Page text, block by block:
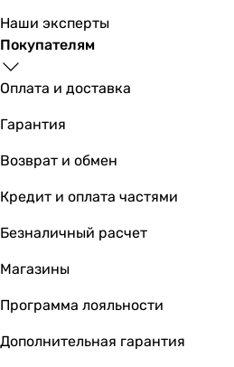
Германия
Германия
Комплектация
инструкция по эксплуатации
Энергоэффективность
A
A
474 кВт⋅ч/год
Физические характеристики
Высота
135 мм
Наши эксперты
Покупателям
Оплата и доставка
Гарантия
Возврат и обмен
Кредит и оплата частями
Безналичный расчет
Магазины
Программа лояльности
Дополнительная гарантия